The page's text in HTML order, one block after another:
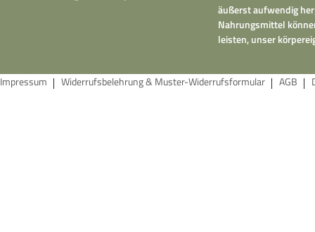
äußerst aufwendig
Nahrungsmittel
leisten, unser
Impressum Widerrufsbelehrung & Muster-Widerrufsformular AGB